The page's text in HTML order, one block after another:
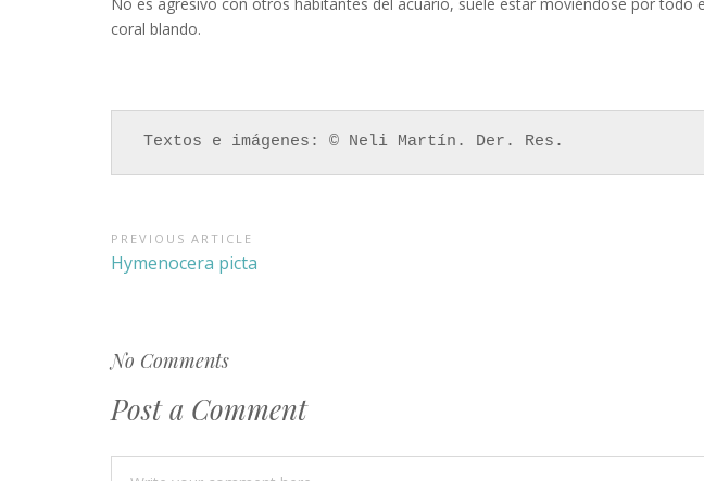
coral blando.
Textos e imágenes: © Neli Martín. Der. Res.
Navegación
de
PREVIOUS ARTICLE
Previous
Hymenocera picta
No Comments
Post a Comment